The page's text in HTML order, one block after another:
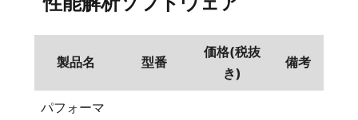
製品名 型番
価格(税抜
き)
備考
パフォーマ